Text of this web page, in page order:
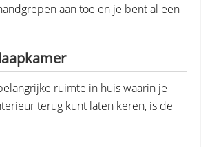
aan toe en je bent al een
ruimte in huis waarin je
terug kunt laten keren, is de